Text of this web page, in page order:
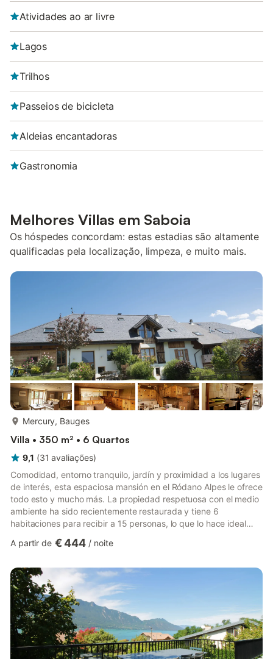
Atividades ao ar livre
Lagos
Trilhos
Passeios de bicicleta
Aldeias encantadoras
Gastronomia
Melhores Villas em Saboia
Os hóspedes concordam: estas estadias são altamente
qualificadas pela localização, limpeza, e muito mais.
Mercury, Bauges
Villa • 350 m² • 6 Quartos
9,1 (31 avaliações)
Comodidad, entorno tranquilo, jardín y proximidad a los lugares
de interés, esta espaciosa mansión en el Ródano Alpes le ofrece
todo esto y mucho más. La propiedad respetuosa con el medio
ambiente ha sido recientemente restaurada y tiene 6
habitaciones para recibir a 15 personas, lo que lo hace ideal
del parque regional de Bauges, esta mansión está a solo 5
Annecy y a 25 minutos de la localidad de Saisies. El
supermercado está a 0.3 km, y los restaurantes a 2 km son e...
A partir de € 444 / noite